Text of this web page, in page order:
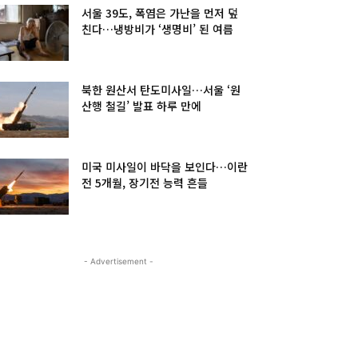
서울 39도, 폭염은 가난을 먼저 덮
친다…냉방비가 ‘생명비’ 된 여름
북한 원산서 탄도미사일…서울 ‘원
산행 철길’ 발표 하루 만에
미국 미사일이 바닥을 보인다…이란
전 5개월, 장기전 능력 흔들
- Advertisement -